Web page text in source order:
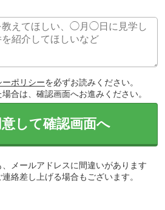
ポリシーを必ずお読みください。
合は、確認画面へお進みください。
して確認画面へ
メールアドレスに間違いがあります
絡差し上げる場合もございます。